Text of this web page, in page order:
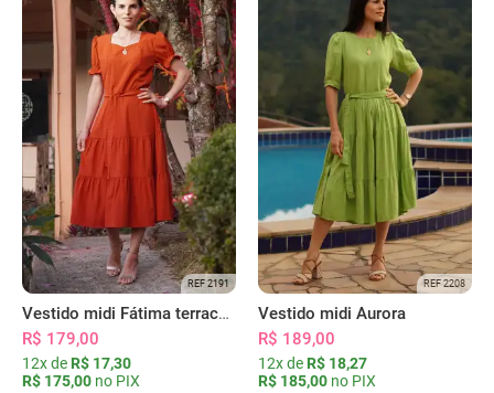
REF 2191
Vestido midi Fátima terracota
R$ 179,00
12x de R$ 17,30
R$ 175,00 no PIX
REF 2208
Vestido midi Aurora
R$ 189,00
12x de R$ 18,27
R$ 185,00 no PIX